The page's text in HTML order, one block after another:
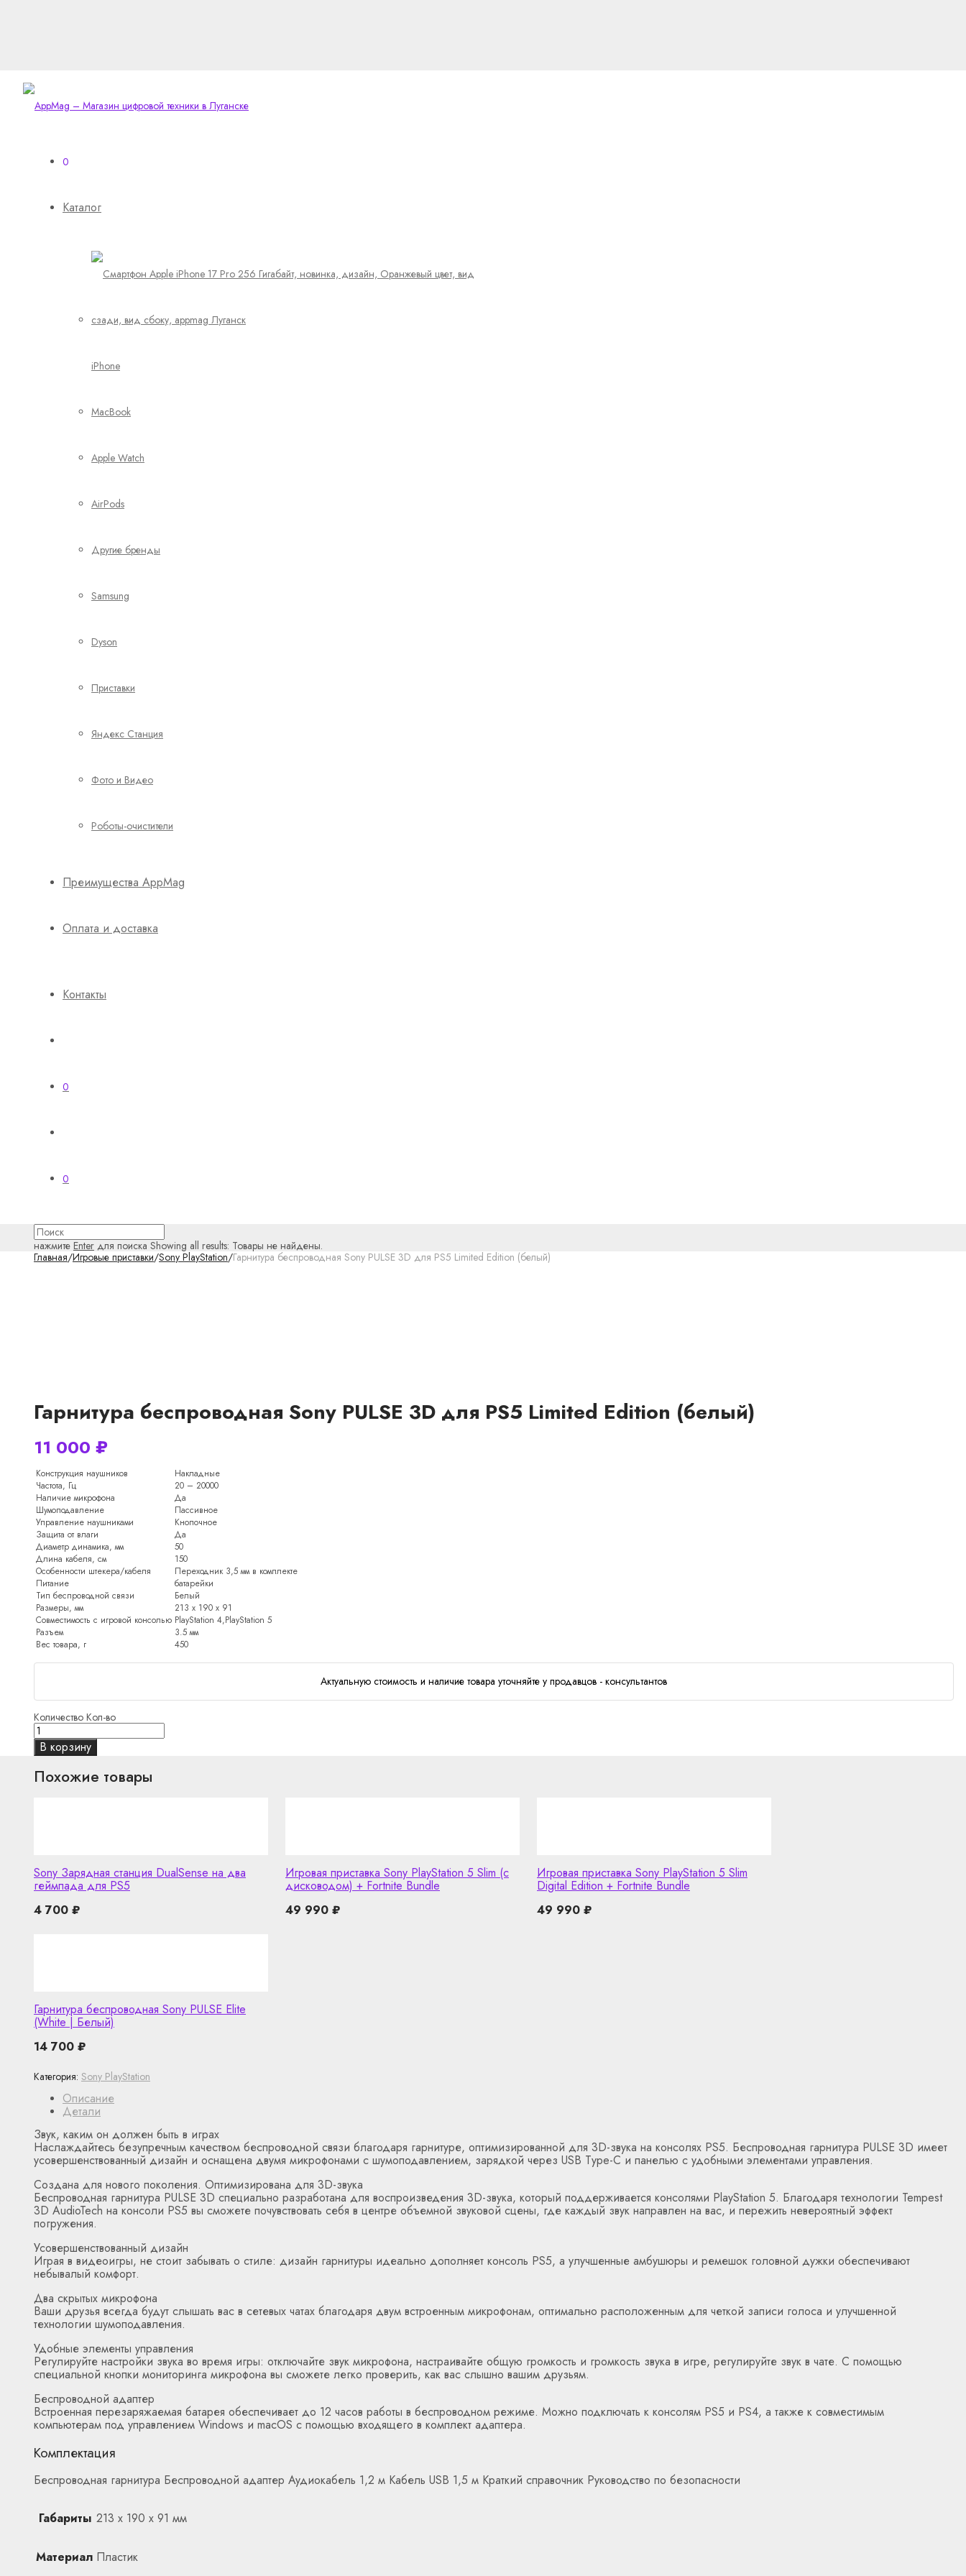
0
Каталог
iPhone
MacBook
Apple Watch
AirPods
Другие бренды
Samsung
Dyson
Приставки
Яндекс Станция
Фото и Видео
Роботы-очистители
Преимущества AppMag
Оплата и доставка
Контакты
0
0
нажмите Enter для поиска Showing all results: Товары не найдены.
Главная/Игровые приставки/Sony PlayStation/Гарнитура беспроводная Sony PULSE 3D для PS5 Limited Edition (белый)
Гарнитура беспроводная Sony PULSE 3D для PS5 Limited Edition (белый)
11 000 ₽
Конструкция наушников
Накладные
Частота, Гц
20 – 20000
Наличие микрофона
Да
Шумоподавление
Пассивное
Управление наушниками
Кнопочное
Защита от влаги
Да
Диаметр динамика, мм
50
Длина кабеля, см
150
Особенности штекера/кабеля
Переходник 3,5 мм в комплекте
Питание
батарейки
Тип беспроводной связи
Белый
Размеры, мм
213 x 190 x 91
Совместимость с игровой консолью PlayStation 4,PlayStation 5
Разъем
3.5 мм
Вес товара, г
450
Актуальную стоимость и наличие товара уточняйте у продавцов - консультантов
Количество Кол-во
В корзину
Описание
Детали
Звук, каким он должен быть в играх
Наслаждайтесь безупречным качеством беспроводной связи благодаря гарнитуре, оптимизированной для 3D-звука на консолях PS5. Беспроводная гарнитура PULSE 3D имеет
усовершенствованный дизайн и оснащена двумя микрофонами с шумоподавлением, зарядкой через USB Type-C и панелью с удобными элементами управления.
Создана для нового поколения. Оптимизирована для 3D-звука
Беспроводная гарнитура PULSE 3D специально разработана для воспроизведения 3D-звука, который поддерживается консолями PlayStation 5. Благодаря технологии Tempest
3D AudioTech на консоли PS5 вы сможете почувствовать себя в центре объемной звуковой сцены, где каждый звук направлен на вас, и пережить невероятный эффект
погружения.
Усовершенствованный дизайн
Играя в видеоигры, не стоит забывать о стиле: дизайн гарнитуры идеально дополняет консоль PS5, а улучшенные амбушюры и ремешок головной дужки обеспечивают
небывалый комфорт.
Два скрытых микрофона
Ваши друзья всегда будут слышать вас в сетевых чатах благодаря двум встроенным микрофонам, оптимально расположенным для четкой записи голоса и улучшенной
технологии шумоподавления.
Удобные элементы управления
Регулируйте настройки звука во время игры: отключайте звук микрофона, настраивайте общую громкость и громкость звука в игре, регулируйте звук в чате. С помощью
специальной кнопки мониторинга микрофона вы сможете легко проверить, как вас слышно вашим друзьям.
Беспроводной адаптер
Встроенная перезаряжаемая батарея обеспечивает до 12 часов работы в беспроводном режиме. Можно подключать к консолям PS5 и PS4, а также к совместимым
компьютерам под управлением Windows и macOS с помощью входящего в комплект адаптера.
Комплектация
Беспроводная гарнитура Беспроводной адаптер Аудиокабель 1,2 м Кабель USB 1,5 м Краткий справочник Руководство по безопасности
Габариты 213 x 190 x 91 мм
Материал Пластик
Категория: Sony PlayStation
Похожие товары
Sony Зарядная станция DualSense на два
геймпада для PS5
4 700 ₽
Игровая приставка Sony PlayStation 5 Slim (с
дисководом) + Fortnite Bundle
49 990 ₽
Игровая приставка Sony PlayStation 5 Slim
Digital Edition + Fortnite Bundle
49 990 ₽
Гарнитура беспроводная Sony PULSE Elite
(White | Белый)
14 700 ₽